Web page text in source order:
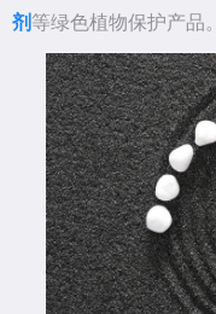
剂 等绿色植物保护产品。